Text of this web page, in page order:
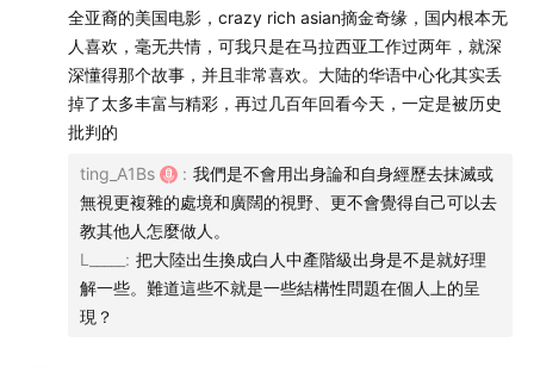
Guo, T.Critical Theory and Sinophone Studies 批判理
論與華語語系課綱: ting902.com
Sham, D.「反離散」的前傳、挑戰／釁與其外：
storystudio.tw
Sham, D H M. (2017) “Hong Kong as a Port City” In
Hong Kong Culture and Society in the New
Millennium: Hong Kong as Method, edited by Yiu-wai
Chu, 91 – 110. Singapore: Springer. （作為港口城市的
全亚裔的美国电影，crazy rich asian摘金奇缘，国内根本无
人喜欢，毫无共情，可我只是在马拉西亚工作过两年，就深
深懂得那个故事，并且非常喜欢。大陆的华语中心化其实丢
掉了太多丰富与精彩，再过几百年回看今天，一定是被历史
批判的
ting_A1Bs : 我們是不會用出身論和自身經歷去抹滅或
無視更複雜的處境和廣闊的視野、更不會覺得自己可以去
教其他人怎麼做人。
L_____ : 把大陸出生換成白人中產階級出身是不是就好理
解一些。難道這些不就是一些結構性問題在個人上的呈
現？